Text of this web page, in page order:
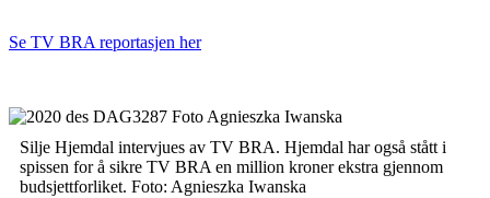
Se TV BRA reportasjen her
Silje Hjemdal intervjues av TV BRA. Hjemdal har også stått i
spissen for å sikre TV BRA en million kroner ekstra gjennom
budsjettforliket. Foto: Agnieszka Iwanska